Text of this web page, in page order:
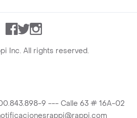
Facebook
TwitterInstagram
Inc. All rights reserved.
9 --- Calle 63 # 16A-02